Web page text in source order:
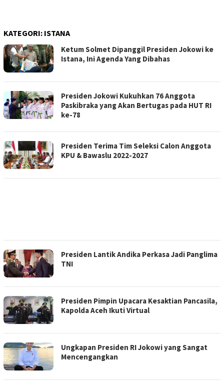
KATEGORI: ISTANA
Ketum Solmet Dipanggil Presiden Jokowi ke
Istana, Ini Agenda Yang Dibahas
Presiden Jokowi Kukuhkan 76 Anggota
Paskibraka yang Akan Bertugas pada HUT RI
ke-78
Presiden Terima Tim Seleksi Calon Anggota
KPU & Bawaslu 2022-2027
Presiden Lantik Andika Perkasa Jadi Panglima
TNI
Presiden Pimpin Upacara Kesaktian Pancasila,
Kapolda Aceh Ikuti Virtual
Ungkapan Presiden RI Jokowi yang Sangat
Mencengangkan